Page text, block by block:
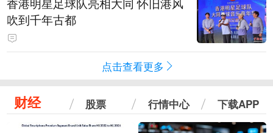
吹到千年古都
点击查看更多
财经 股票 行情中心 下载APP